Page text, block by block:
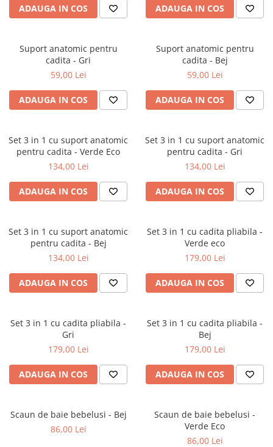
Puzzle
Jucarii bebelusi
Jucarii cuburi forme culori
Jucarii de baie
Jucarii de tras sau impins
Jucarii dentitie
Jucarii plus pentru bebe
Jucarii zornaitoare si muzicale
Jucarii educative
Cunoasterea mediului
Diverse jucarii educative
Jocuri educative pentru gradinite si
Litere numere limbaj
Logica
Tehnica si stiinta
ADAUGA IN COS ADAUGA IN COS
Suport anatomic pentru
cadita - Gri
59,00 Lei
ADAUGA IN COS
Suport anatomic pentru
cadita - Bej
59,00 Lei
ADAUGA IN COS
Set 3 in 1 cu suport anatomic
pentru cadita - Verde Eco
134,00 Lei
ADAUGA IN COS
Set 3 in 1 cu suport anatomic
pentru cadita - Gri
134,00 Lei
ADAUGA IN COS
Set 3 in 1 cu suport anatomic
pentru cadita - Bej
134,00 Lei
ADAUGA IN COS
Set 3 in 1 cu cadita pliabila -
Verde eco
179,00 Lei
ADAUGA IN COS
Set 3 in 1 cu cadita pliabila -
Gri
179,00 Lei
ADAUGA IN COS
Set 3 in 1 cu cadita pliabila -
Bej
179,00 Lei
ADAUGA IN COS
Scaun de baie bebelusi - Bej
86,00 Lei
Scaun de baie bebelusi -
Verde Eco
86,00 Lei